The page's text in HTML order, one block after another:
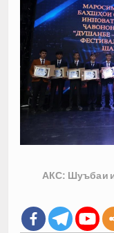
АКС: Шуъбаи